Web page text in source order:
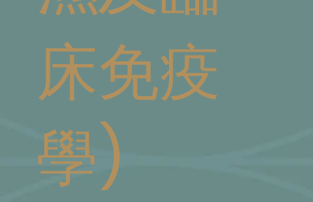
床免疫
學)